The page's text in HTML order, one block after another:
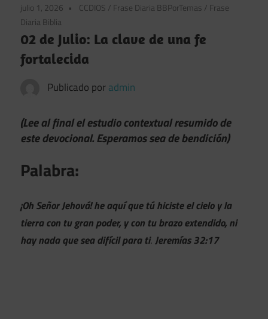
julio 1, 2026 CCDIOS / Frase Diaria BBPorTemas / Frase
Diaria Biblia
02 de Julio: La clave de una fe
fortalecida
Publicado por admin
(Lee al final el estudio contextual resumido de
este devocional. Esperamos sea de bendición)
Palabra:
¡Oh Señor Jehová! he aquí que tú hiciste el cielo y la
tierra con tu gran poder, y con tu brazo extendido, ni
hay nada que sea difícil para ti.Jeremías 32:17